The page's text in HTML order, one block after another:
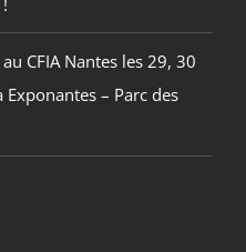
CFIA Nantes les 29, 30
– Parc des